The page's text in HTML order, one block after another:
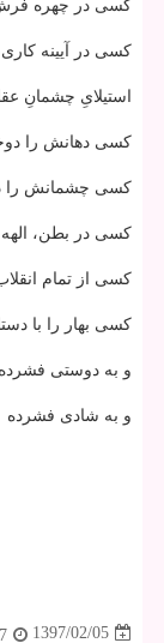
كسی در چهره­
كسی در آیینه
استیلایِ چشمانِ
كسی دهانش را
كسی چشمانش را
كسی در بطن،
كسی از تمام
كسی بهار را با
و به دوستی فشرده
و به شادی فشرده
1397/02/05